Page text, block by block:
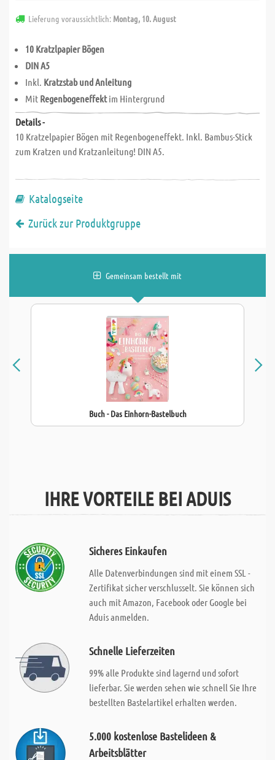
Lieferung voraussichtlich: Montag, 10. August
10 Kratzlpapier Bögen
DIN A5
Inkl. Kratzstab und Anleitung
Mit Regenbogeneffektim Hintergrund
Details -
10 Kratzelpapier Bögen mit Regenbogeneffekt. Inkl. Bambus-Stick
zum Kratzen und Kratzanleitung! DIN A5.
Katalogseite
Zurück zur Produktgruppe
Gemeinsam bestellt mit
Buch - Das Einhorn-Bastelbuch
IHRE VORTEILE BEI ADUIS
Sicheres Einkaufen
Alle Datenverbindungen sind mit einem SSL -
Zertifikat sicher verschlusselt. Sie können sich
auch mit Amazon, Facebook oder Google bei
Aduis anmelden.
Schnelle Lieferzeiten
99% alle Produkte sind lagernd und sofort
lieferbar. Sie werden sehen wie schnell Sie Ihre
bestellten Bastelartikel erhalten werden.
5.000 kostenlose Bastelideen &
Arbeitsblätter